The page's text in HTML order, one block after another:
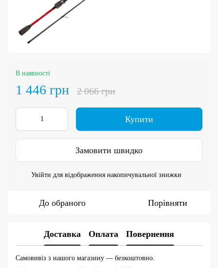
В наявності
1 446 грн 2 066 грн
Купити
Замовити швидко
Увійти для відображення накопичувальної знижки
До обраного Порівняти
Доставка Оплата Повернення
Самовивіз з нашого магазину — безкоштовно.